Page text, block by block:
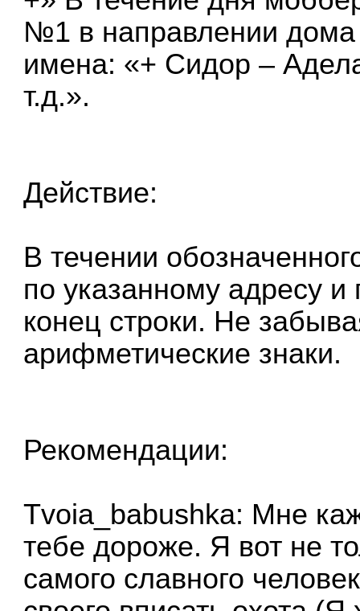
№1 в направлении
имена: «+ Сидор –
т.д.».
Действие:
В течении
по указанному адресу
конец строки. Не
арифметические знаки.
Рекомендации:
Tvoia_babushka: Мне
тебе дороже. Я вот не
самого славного